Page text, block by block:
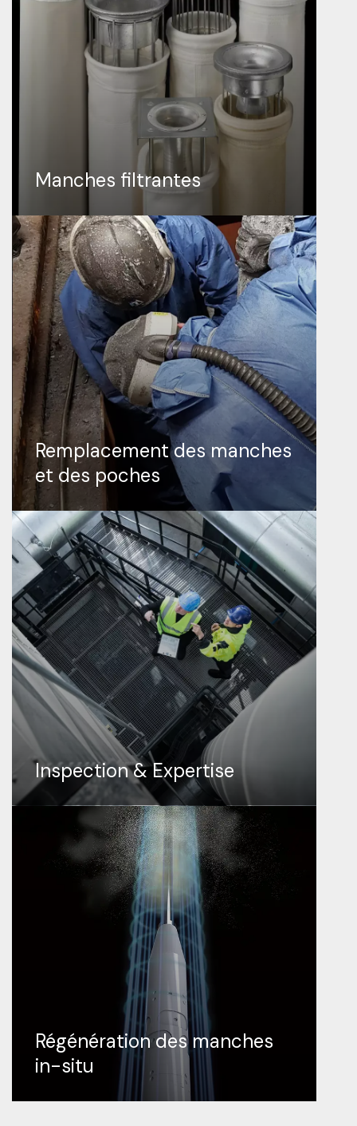
Manches filtrantes
Remplacement des manches
et des poches
Inspection & Expertise
Régénération des manches
in-situ